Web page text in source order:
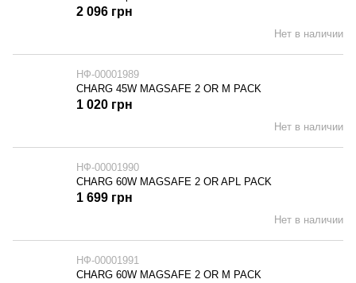
Нет в наличии
2 096 грн
НФ-00001989
CHARG 45W MAGSAFE 2 OR M PACK
Нет в наличии
1 020 грн
НФ-00001990
CHARG 60W MAGSAFE 2 OR APL PACK
Нет в наличии
1 699 грн
НФ-00001991
CHARG 60W MAGSAFE 2 OR M PACK